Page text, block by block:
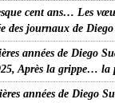
cent ans… Les
des journaux de Diego
années de Diego
Après la grippe… la
années de Diego